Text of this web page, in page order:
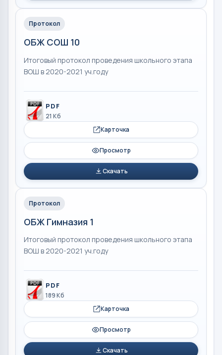
Протокол
ОБЖ СОШ 10
Итоговый протокол проведения школьного этапа
ВОШ в 2020-2021 уч.году
PDF
21 Кб
Карточка
Просмотр
Скачать
Протокол
ОБЖ Гимназия 1
Итоговый протокол проведения школьного этапа
ВОШ в 2020-2021 уч.году
PDF
189 Кб
Карточка
Просмотр
Скачать